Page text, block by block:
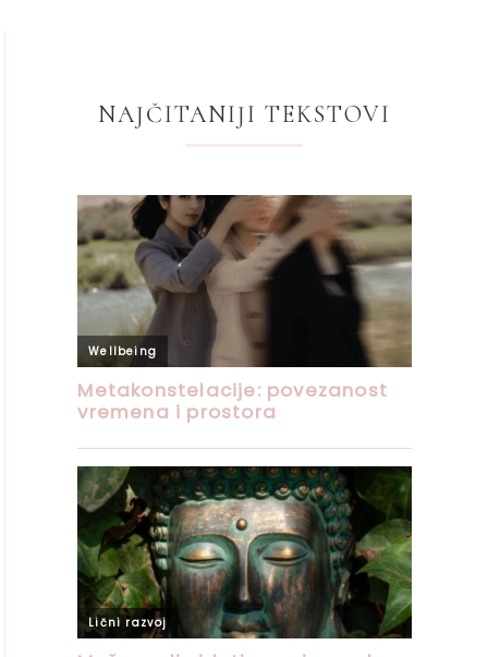
NAJČITANIJI TEKSTOVI